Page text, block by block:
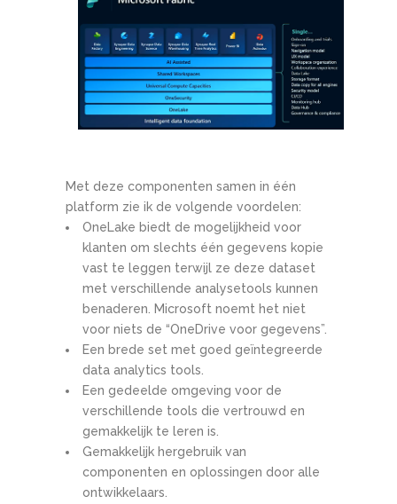
Met deze componenten samen in één
platform zie ik de volgende voordelen:
OneLake biedt de mogelijkheid voor
klanten om slechts één gegevens kopie
vast te leggen terwijl ze deze dataset
met verschillende analysetools kunnen
benaderen. Microsoft noemt het niet
voor niets de “OneDrive voor gegevens”.
Een brede set met goed geïntegreerde
data analytics tools.
Een gedeelde omgeving voor de
verschillende tools die vertrouwd en
gemakkelijk te leren is.
Gemakkelijk hergebruik van
componenten en oplossingen door alle
ontwikkelaars.